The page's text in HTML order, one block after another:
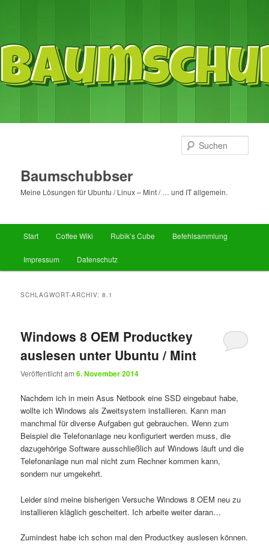
Baumschubbser
Meine Lösungen für Ubuntu / Linux – Mint / … und IT allgemein.
Zum
primären
Zum
sekundären
Start Coffee Wiki Rubik’s Cube Befehlsammlung
Impressum Datenschutz
SCHLAGWORT-ARCHIV:8.1
Windows 8 OEM Productkey
auslesen unter Ubuntu / Mint
Veröffentlicht am6. November 2014
Nachdem ich in mein Asus Netbook eine SSD eingebaut habe,
wollte ich Windows als Zweitsystem installieren. Kann man
manchmal für diverse Aufgaben gut gebrauchen. Wenn zum
Beispiel die Telefonanlage neu konfiguriert werden muss, die
dazugehörige Software ausschließlich auf Windows läuft und die
Telefonanlage nun mal nicht zum Rechner kommen kann,
sondern nur umgekehrt.
Leider sind meine bisherigen Versuche Windows 8 OEM neu zu
installieren kläglich gescheitert. Ich arbeite weiter daran…
Zumindest habe ich schon mal den Productkey auslesen können.